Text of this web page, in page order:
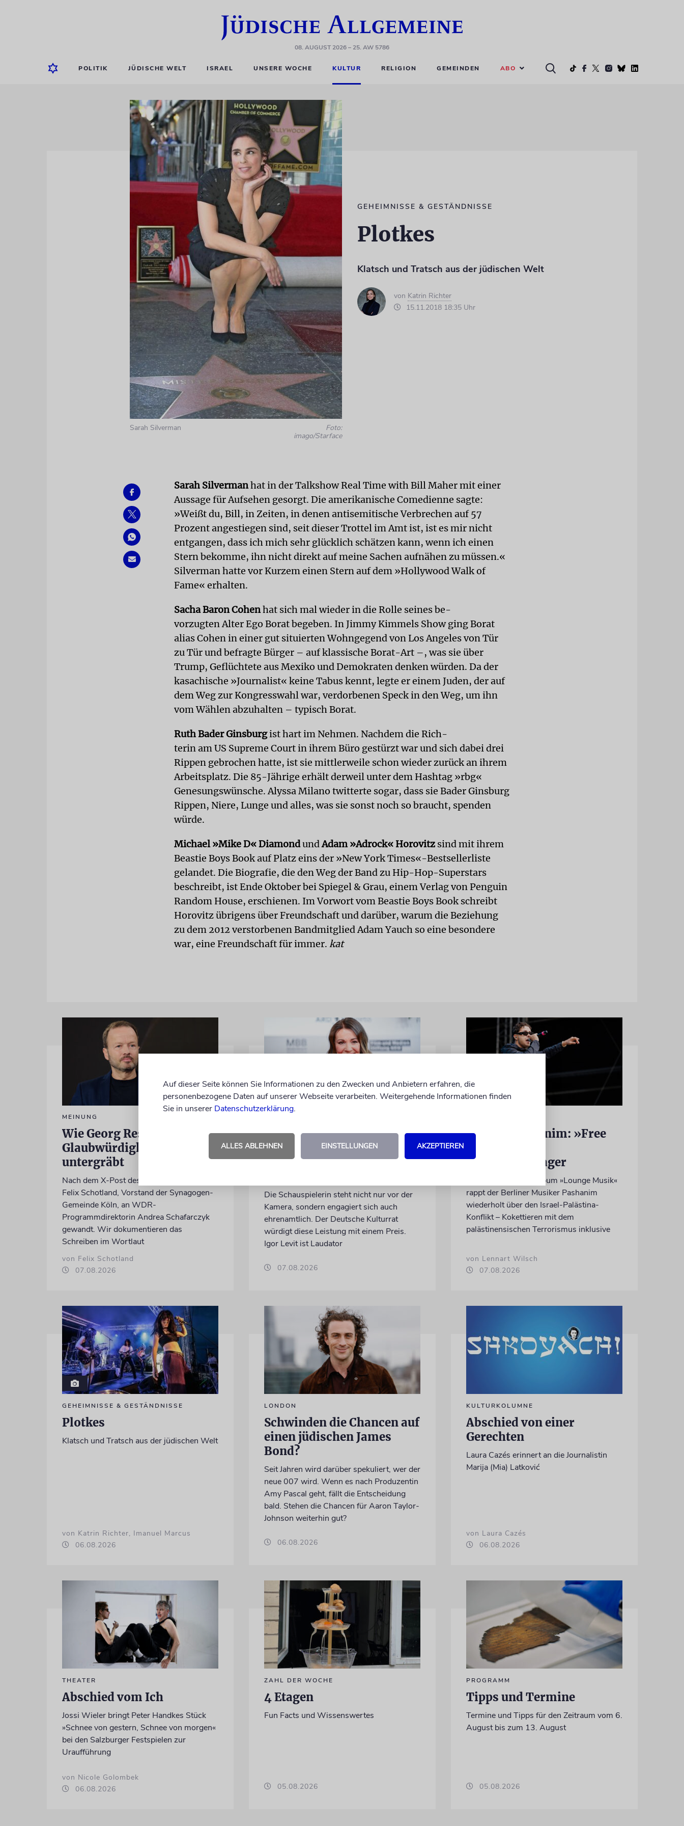
08. AUGUST 2026– 25. AW 5786
POLITIK JÜDISCHE WELT ISRAEL UNSERE WOCHE KULTUR RELIGION GEMEINDEN ABO
Sarah Silverman
Foto:
imago/Starface
GEHEIMNISSE & GESTÄNDNISSE
Plotkes
Klatsch und Tratsch aus der jüdischen Welt
von Katrin Richter
15.11.2018 18:35 Uhr
Sarah Silvermanhat in der Talkshow Real Time with Bill Maher mit einer
Aussage für Aufsehen gesorgt. Die amerikanische Comedienne sagte:
»Weißt du, Bill, in Zeiten, in denen antisemitische Verbrechen auf 57
Prozent angestiegen sind, seit dieser Trottel im Amt ist, ist es mir nicht
entgangen, dass ich mich sehr glücklich schätzen kann, wenn ich einen
Stern bekomme, ihn nicht direkt auf meine Sachen aufnähen zu müssen.«
Silverman hatte vor Kurzem einen Stern auf dem »Hollywood Walk of
Fame« erhalten.
Sacha Baron Cohenhat sich mal wieder in die Rolle seines be-
vorzugten Alter Ego Borat begeben. In Jimmy Kimmels Show ging Borat
alias Cohen in einer gut situierten Wohngegend von Los Angeles von Tür
zu Tür und befragte Bürger – auf klassische Borat-Art –, was sie über
Trump, Geflüchtete aus Mexiko und Demokraten denken würden. Da der
kasachische »Journalist« keine Tabus kennt, legte er einem Juden, der auf
dem Weg zur Kongresswahl war, verdorbenen Speck in den Weg, um ihn
vom Wählen abzuhalten – typisch Borat.
Ruth Bader Ginsburgist hart im Nehmen. Nachdem die Rich-
terin am US Supreme Court in ihrem Büro gestürzt war und sich dabei drei
Rippen gebrochen hatte, ist sie mittlerweile schon wieder zurück an ihrem
Arbeitsplatz. Die 85-Jährige erhält derweil unter dem Hashtag »rbg«
Genesungswünsche. Alyssa Milano twitterte sogar, dass sie Bader Ginsburg
Rippen, Niere, Lunge und alles, was sie sonst noch so braucht, spenden
würde.
Michael »Mike D« DiamondundAdam »Adrock« Horovitz sind mit ihrem
Beastie Boys Book auf Platz eins der »New York Times«-Bestsellerliste
gelandet. Die Biografie, die den Weg der Band zu Hip-Hop-Superstars
beschreibt, ist Ende Oktober bei Spiegel & Grau, einem Verlag von Penguin
Random House, erschienen. Im Vorwort vom Beastie Boys Book schreibt
Horovitz übrigens über Freundschaft und darüber, warum die Beziehung
zu dem 2012 verstorbenen Bandmitglied Adam Yauch so eine besondere
war, eine Freundschaft für immer. kat
MEINUNG
Wie Georg Restle die
Glaubwürdigkeit des ÖRR
untergräbt
Nach dem X-Post des Journalisten hat sich
Felix Schotland, Vorstand der Synagogen-
Gemeinde Köln, an WDR-
Programmdirektorin Andrea Schafarczyk
gewandt. Wir dokumentieren das
Schreiben im Wortlaut
von Felix Schotland
07.08.2026
Einsatz gegen Judenhass:
Iris Berben erhält
Deutschen
Die Schauspielerin steht nicht nur vor der
Kamera, sondern engagiert sich auch
ehrenamtlich. Der Deutsche Kulturrat
würdigt diese Leistung mit einem Preis.
Igor Levit ist Laudator
07.08.2026
Rapper Pashanim: »Free
Verkaufsschlager
Auf seinem neuen Album »Lounge Musik«
rappt der Berliner Musiker Pashanim
wiederholt über den Israel-Palästina-
Konflikt – Kokettieren mit dem
palästinensischen Terrorismus inklusive
von Lennart Wilsch
07.08.2026
GEHEIMNISSE & GESTÄNDNISSE
Plotkes
Klatsch und Tratsch aus der jüdischen Welt
von Katrin Richter, Imanuel Marcus
06.08.2026
LONDON
Schwinden die Chancen auf
einen jüdischen James
Bond?
Seit Jahren wird darüber spekuliert, wer der
neue 007 wird. Wenn es nach Produzentin
Amy Pascal geht, fällt die Entscheidung
bald. Stehen die Chancen für Aaron Taylor-
Johnson weiterhin gut?
06.08.2026
KULTURKOLUMNE
Abschied von einer
Gerechten
Laura Cazés erinnert an die Journalistin
Marija (Mia) Latković
von Laura Cazés
06.08.2026
THEATER
Abschied vom Ich
Jossi Wieler bringt Peter Handkes Stück
»Schnee von gestern, Schnee von morgen«
bei den Salzburger Festspielen zur
Uraufführung
von Nicole Golombek
06.08.2026
ZAHL DER WOCHE
4 Etagen
Fun Facts und Wissenswertes
05.08.2026
PROGRAMM
Tipps und Termine
Termine und Tipps für den Zeitraum vom 6.
August bis zum 13. August
05.08.2026
Auf dieser Seite können Sie Informationen zu den Zwecken und Anbietern erfahren, die
personenbezogene Daten auf unserer Webseite verarbeiten. Weitergehende Informationen finden
Sie in unserer Datenschutzerklärung.
ALLES ABLEHNEN EINSTELLUNGEN AKZEPTIEREN